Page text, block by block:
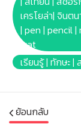
หากคราบเลอะ
* หลีกเลี่ยกกา
พรม และวัสดุอื่
* หลังจากการ
กับวัสดุที่เลอะ
และข้วางปา ค
เครโยล่า| จินต
| pen | pencil |
wat
เรียนรู้ | ทักษะ |
ย้อนกลับ